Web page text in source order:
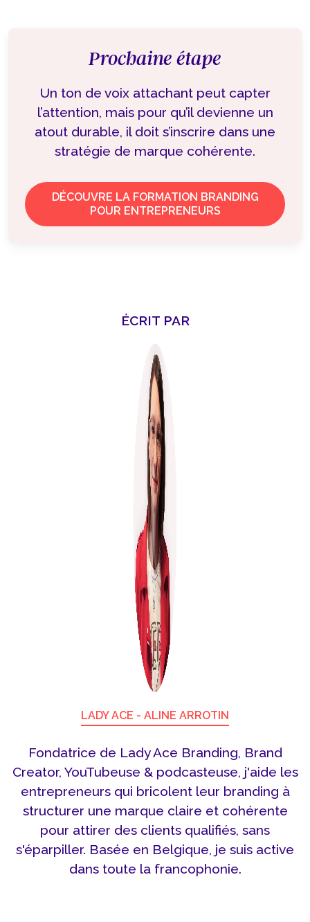
Prochaine étape
Un ton de voix attachant peut capter
l’attention, mais pour qu’il devienne un
atout durable, il doit s’inscrire dans une
stratégie de marque cohérente.
DÉCOUVRE LA FORMATION BRANDING
POUR ENTREPRENEURS
ÉCRIT PAR
LADY ACE - ALINE ARROTIN
Fondatrice de Lady Ace Branding, Brand
Creator, YouTubeuse & podcasteuse, j'aide les
entrepreneurs qui bricolent leur branding à
structurer une marque claire et cohérente
pour attirer des clients qualifiés, sans
s'éparpiller. Basée en Belgique, je suis active
dans toute la francophonie.